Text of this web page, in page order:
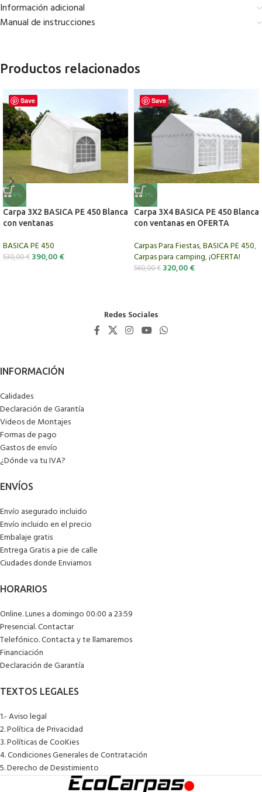
Información adicional
Manual de instrucciones
Productos relacionados
Save
-26%
Carpa 3X2 BASICA PE 450 Blanca
con ventanas
BASICA PE 450
530,00€ 390,00€
Save
-43%
Carpa 3X4 BASICA PE 450 Blanca
con ventanas en OFERTA
Carpas Para Fiestas,BASICA PE 450,
Carpas para camping,¡OFERTA!
560,00€ 320,00€
Redes Sociales
Calidades
Declaración de Garantía
Videos de Montajes
Formas de pago
Gastos de envío
¿Dónde va tu IVA?
Envío asegurado incluido
Envío incluido en el precio
Embalaje gratis
Entrega Gratis a pie de calle
Ciudades donde Enviamos
Online. Lunes a domingo 00:00 a 23:59
Presencial. Contactar
Telefónico. Contacta y te llamaremos
Financiación
Declaración de Garantía
1.- Aviso legal
2. Política de Privacidad
3. Políticas de CooKies
4. Condiciones Generales de Contratación
5. Derecho de Desistimiento